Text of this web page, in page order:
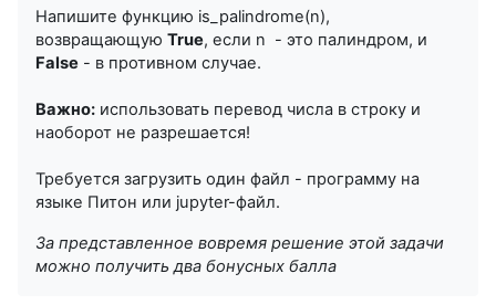
Напишите функцию is_palindrome(n),
возвращающую True, если n - это палиндром, и
False - в противном случае.
Важно: использовать перевод числа в строку и
наоборот не разрешается!
Требуется загрузить один файл - программу на
языке Питон или jupyter-файл.
За представленное вовремя решение этой задачи
можно получить два бонусных балла